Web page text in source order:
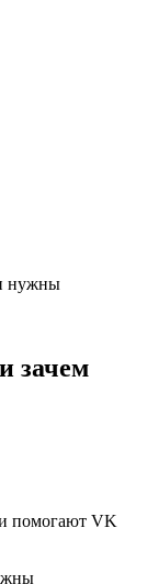
нужны
зачем
помогают VK